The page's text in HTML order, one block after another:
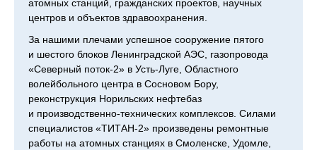
атомных станций, гражданских проектов, научных
центров и объектов здравоохранения.
За нашими плечами успешное сооружение пятого
и шестого блоков Ленинградской АЭС, газопровода
«Северный поток-2» в Усть-Луге, Областного
волейбольного центра в Сосновом Бору,
реконструкция Норильских нефтебаз
и производственно-технических комплексов. Силами
специалистов «ТИТАН‑2» произведены ремонтные
работы на атомных станциях в Смоленске, Удомле,